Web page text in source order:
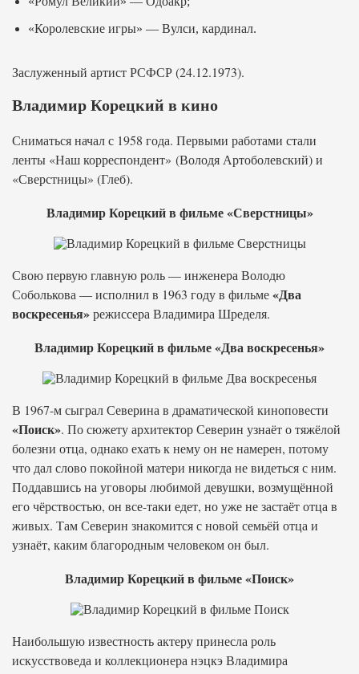
«Королевские игры» — Вулси, кардинал.
Заслуженный артист РСФСР (24.12.1973).
Владимир Корецкий в кино
Сниматься начал с 1958 года. Первыми работами стали
ленты «Наш корреспондент» (Володя Артоболевский) и
«Сверстницы» (Глеб).
Владимир Корецкий в фильме «Сверстницы»
Свою первую главную роль — инженера Володю
Соболькова — исполнил в 1963 году в фильме«Два
воскресенья»режиссера Владимира Шределя.
Владимир Корецкий в фильме «Два воскресенья»
В 1967-м сыграл Северина в драматической киноповести
«Поиск». По сюжету архитектор Северин узнаёт о тяжёлой
болезни отца, однако ехать к нему он не намерен, потому
что дал слово покойной матери никогда не видеться с ним.
Поддавшись на уговоры любимой девушки, возмущённой
его чёрствостью, он все-таки едет, но уже не застаёт отца в
живых. Там Северин знакомится с новой семьёй отца и
узнаёт, каким благородным человеком он был.
Владимир Корецкий в фильме «Поиск»
Наибольшую известность актеру принесла роль
искусствоведа и коллекционера нэцкэ Владимира